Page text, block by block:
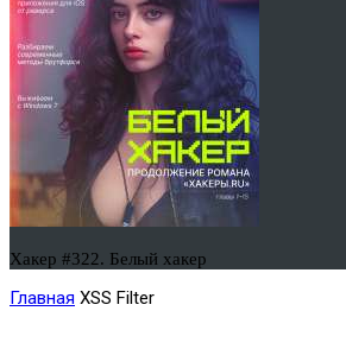
Хакер #322. Белый хакер
Главная XSS Filter